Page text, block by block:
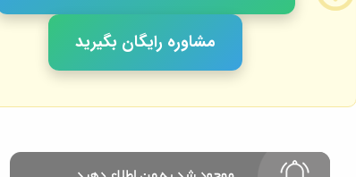
مشاوره رایگان بگیرید